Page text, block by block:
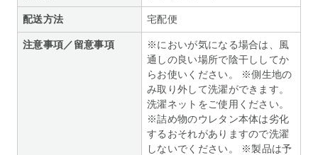
配送方法 宅配便
注意事項／留意事項
※においが気になる場合は、風
通しの良い場所で陰干ししてか
らお使いください。 ※側生地の
み取り外して洗濯ができます。
洗濯ネットをご使用ください。
※詰め物のウレタン本体は劣化
するおそれがありますので洗濯
しないでください。 ※製品は予